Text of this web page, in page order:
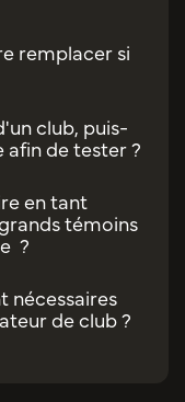
remplacer si
club, puis-
afin de tester ?
en tant
témoins
?
nécessaires
de club ?